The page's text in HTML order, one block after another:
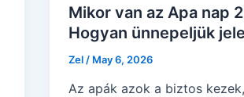
Mikor van az Apa nap
Hogyan ünnepeljük
Zel/ May 6, 2026
Az apák azok a biztos